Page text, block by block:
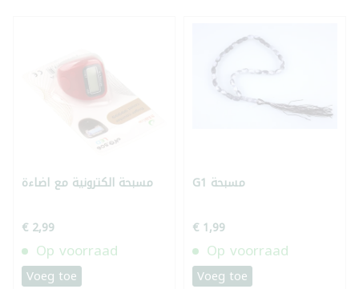
مسبحة الكترونية مع اضاءة
€ 2,99
Op voorraad
Voeg toe
G1 مسبحة
€ 1,99
Op voorraad
Voeg toe